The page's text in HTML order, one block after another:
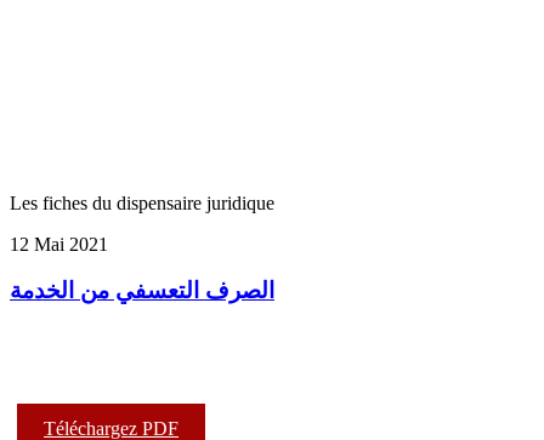
Les fiches du dispensaire juridique
12 Mai 2021
الصرف التعسفي من الخدمة
Téléchargez PDF